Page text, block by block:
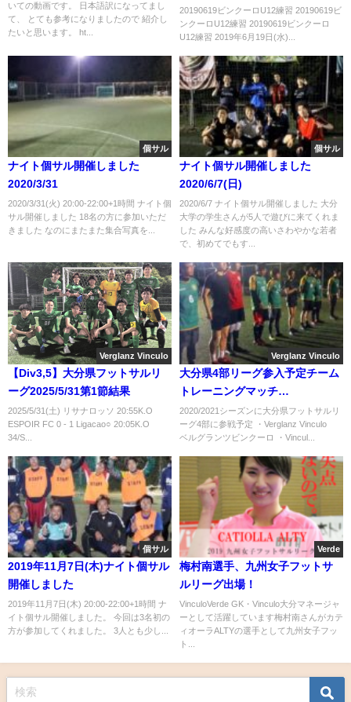
いての動画です。 日本語訳になってまし
て、 とても参考になりましたので 紹介し
たいと思います。 ht...
20190619ビンクーロU12練習 20190619ビ
ンクーロU12練習 20190619ビンクーロ
U12練習 2019年6月19日(水)...
個サル
ナイト個サル開催しました
2020/3/31
2020/3/31(火) 20:00-22:00+1時間 ナイト個
サル開催しました 18名の方に参加いただ
きました なのにまたまた集合写真を...
個サル
ナイト個サル開催しました
2020/6/7(日)
2020/6/7 ナイト個サル開催しました 大分
大学の学生さんが5人で遊びに来てくれま
した みんな好感度の高いさわやかな若者
で、初めてでもす...
Verglanz Vinculo
【Div3,5】大分県フットサルリ
ーグ2025/5/31第1節結果
2025/5/31(土) リサナロッソ 20:55K.O
ESPOIR FC 0 - 1 Ligacao○ 20:05K.O
34/S...
Verglanz Vinculo
大分県4部リーグ参入予定チーム
トレーニングマッチ
2020/6/14(日)
2020/2021シーズンに大分県フットサルリ
ーグ4部に参戦予定 ・Verglanz Vinculo
ベルグランツビンクーロ ・Vincul...
個サル
2019年11月7日(木)ナイト個サル
開催しました
2019年11月7日(木) 20:00-22:00+1時間 ナ
イト個サル開催しました。 今回は3名初の
方が参加してくれました。 3人とも少し...
Verde
梅村南選手、九州女子フットサ
ルリーグ出場！
VinculoVerde GK・Vinculo大分マネージャ
ーとして活躍しています梅村南さんがカテ
ィオーラALTYの選手として九州女子フッ
ト...